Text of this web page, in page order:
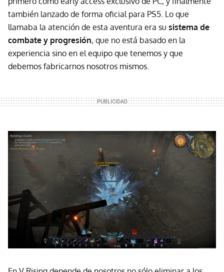
también lanzado de forma oficial para PS5. Lo que
llamaba la atención de esta aventura era su sistema de
combate y progresión, que no está basado en la
experiencia sino en el equipo que tenemos y que
debemos fabricarnos nosotros mismos.